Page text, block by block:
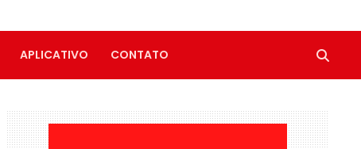
APLICATIVO CONTATO